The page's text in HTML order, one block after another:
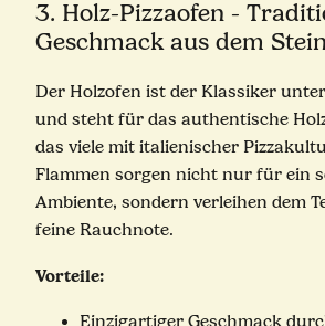
3. Holz-Pizzaofen -
Geschmack aus dem
Der Holzofen ist der Klassiker
und steht für das authentische
das viele mit italienischer
Flammen sorgen nicht nur für ein
Ambiente, sondern verleihen dem
feine Rauchnote.
Vorteile:
Einzigartiger Geschmack